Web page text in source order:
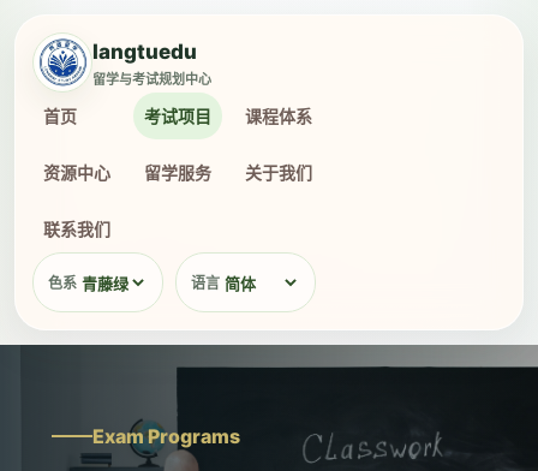
langtuedu
留学与考试规划中心
首页 考试项目 课程体系
资源中心 留学服务 关于我们
联系我们
色系 语言
Exam Programs